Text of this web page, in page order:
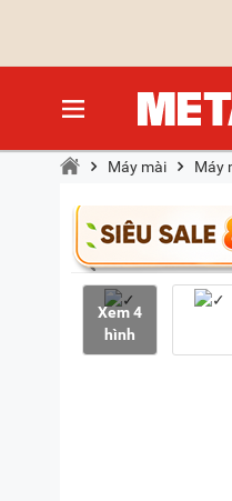
Máy mài Máy
Xem 4
hình